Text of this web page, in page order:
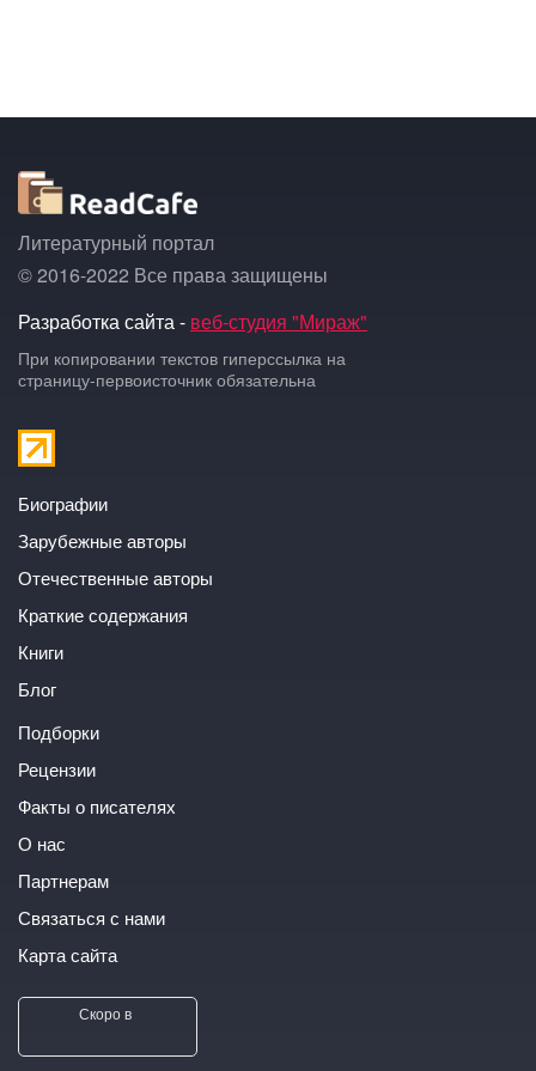
Литературный портал
© 2016-2022 Все права защищены
Разработка сайта - веб-студия "Мираж"
При копировании текстов гиперссылка на
страницу-первоисточник обязательна
Биографии
Зарубежные авторы
Отечественные авторы
Краткие содержания
Книги
Блог
Подборки
Рецензии
Факты о писателях
О нас
Партнерам
Связаться с нами
Карта сайта
Скоро в